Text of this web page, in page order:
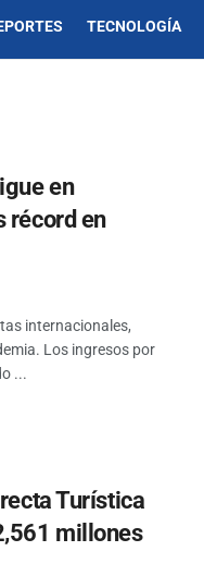
TECNOLOGÍA
en
récord en
internacionales,
Los ingresos por
...
Turística
millones